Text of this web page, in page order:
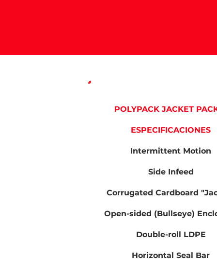
POLYPACK JACKET
ESPECIFICACIONES
Intermittent Motion
Side Infeed
Corrugated Cardboard
Open-sided (Bullseye)
Double-roll LDPE
Horizontal Seal Bar